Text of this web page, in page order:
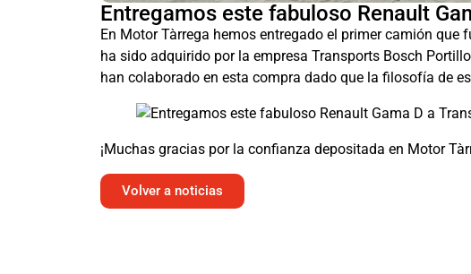
Entregamos este fabuloso Renault
En Motor Tàrrega hemos entregado el primer camión que
ha sido adquirido por la empresa Transports Bosch
han colaborado en esta compra dado que la filosofía de
¡Muchas gracias por la confianza depositada en Motor
Volver a noticias